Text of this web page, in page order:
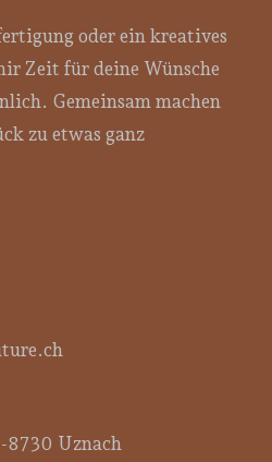
oder ein kreatives
Zeit für deine Wünsche
Gemeinsam machen
zu etwas ganz
8730 Uznach